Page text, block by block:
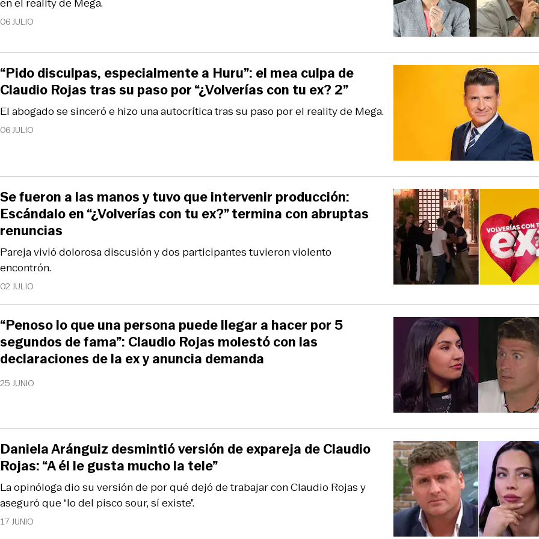
06 JULIO
06 JULIO
El abogado se sinceró e hizo una autocrítica tras su paso por el reality de Mega.
“Pido disculpas, especialmente a Huru”: el mea culpa de
Claudio Rojas tras su paso por “¿Volverías con tu ex? 2”
02 JULIO
Pareja vivió dolorosa discusión y dos participantes tuvieron violento
encontrón.
Se fueron a las manos y tuvo que intervenir producción:
Escándalo en “¿Volverías con tu ex?” termina con abruptas
renuncias
25 JUNIO
“Penoso lo que una persona puede llegar a hacer por 5
segundos de fama”: Claudio Rojas molestó con las
declaraciones de la ex y anuncia demanda
17 JUNIO
La opinóloga dio su versión de por qué dejó de trabajar con Claudio Rojas y
aseguró que “lo del pisco sour, sí existe”.
Daniela Aránguiz desmintió versión de expareja de Claudio
Rojas: “A él le gusta mucho la tele”